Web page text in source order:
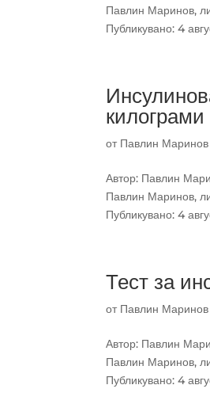
Павлин Маринов,
Публикувано: 4
килограми
от Павлин Маринов
Автор: Павлин
Павлин Маринов,
Публикувано: 4
Тест за
от Павлин Маринов
Автор: Павлин
Павлин Маринов,
Публикувано: 4